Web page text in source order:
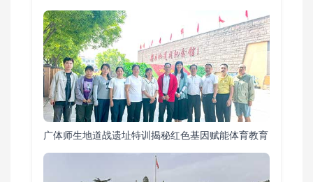
广体师生地道战遗址特训揭秘红色基因赋能体育教育